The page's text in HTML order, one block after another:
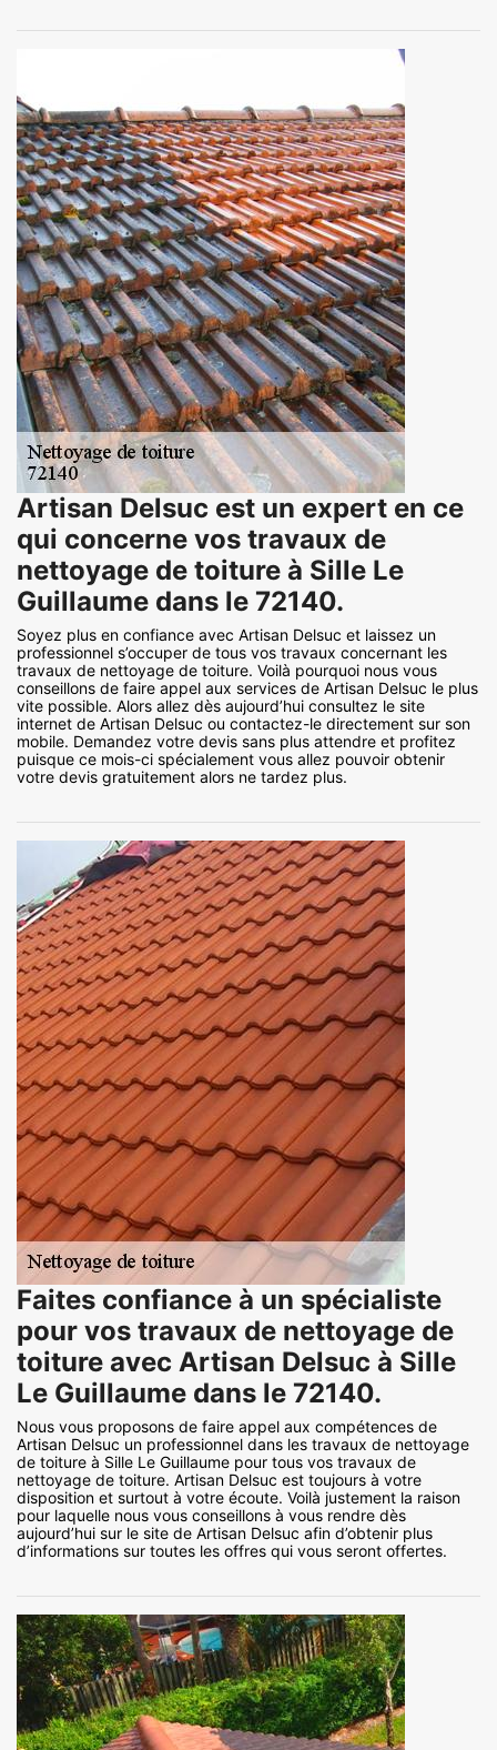
Artisan Delsuc est un expert en ce
qui concerne vos travaux de
nettoyage de toiture à Sille Le
Guillaume dans le 72140.
Soyez plus en confiance avec Artisan Delsuc et laissez un
professionnel s’occuper de tous vos travaux concernant les
travaux de nettoyage de toiture. Voilà pourquoi nous vous
conseillons de faire appel aux services de Artisan Delsuc le plus
vite possible. Alors allez dès aujourd’hui consultez le site
internet de Artisan Delsuc ou contactez-le directement sur son
mobile. Demandez votre devis sans plus attendre et profitez
puisque ce mois-ci spécialement vous allez pouvoir obtenir
votre devis gratuitement alors ne tardez plus.
Faites confiance à un spécialiste
pour vos travaux de nettoyage de
toiture avec Artisan Delsuc à Sille
Le Guillaume dans le 72140.
Nous vous proposons de faire appel aux compétences de
Artisan Delsuc un professionnel dans les travaux de nettoyage
de toiture à Sille Le Guillaume pour tous vos travaux de
nettoyage de toiture. Artisan Delsuc est toujours à votre
disposition et surtout à votre écoute. Voilà justement la raison
pour laquelle nous vous conseillons à vous rendre dès
aujourd’hui sur le site de Artisan Delsuc afin d’obtenir plus
d’informations sur toutes les offres qui vous seront offertes.